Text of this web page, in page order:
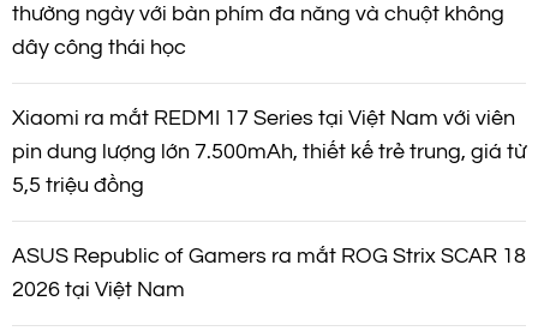
thường ngày với bàn phím đa năng và chuột không
dây công thái học
Xiaomi ra mắt REDMI 17 Series tại Việt Nam với viên
pin dung lượng lớn 7.500mAh, thiết kế trẻ trung, giá từ
5,5 triệu đồng
ASUS Republic of Gamers ra mắt ROG Strix SCAR 18
2026 tại Việt Nam